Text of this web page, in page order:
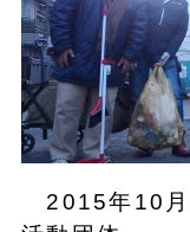
2015年10月